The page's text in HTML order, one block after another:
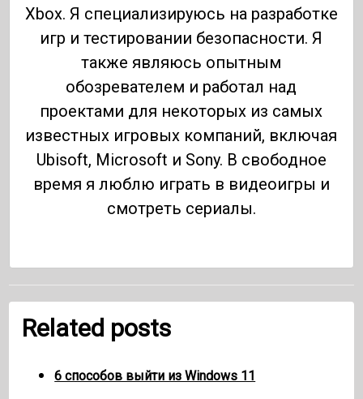
Xbox. Я специализируюсь на разработке
игр и тестировании безопасности. Я
также являюсь опытным
обозревателем и работал над
проектами для некоторых из самых
известных игровых компаний, включая
Ubisoft, Microsoft и Sony. В свободное
время я люблю играть в видеоигры и
смотреть сериалы.
Related posts
6 способов выйти из Windows 11